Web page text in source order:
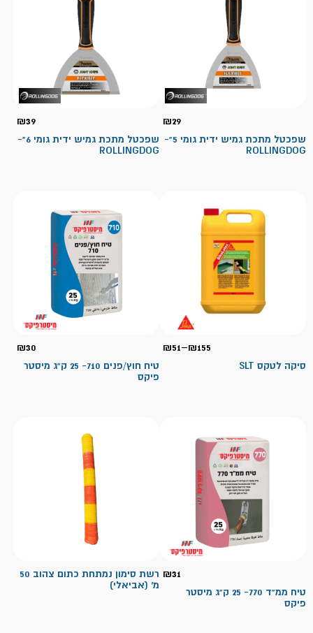
₪29
שפכטל מתכת גמיש ידית גומי 5"-
ROLLINGDOG
₪39
שפכטל מתכת גמיש ידית גומי 6"-
ROLLINGDOG
₪51–₪155
⁦₪51⁩
עד
סיקה לטקס SLT
₪30
טיח חוץ/פנים 710- 25 ק"ג מיסטר
פיקס
₪31
טיח ממ"ד 770- 25 ק"ג מיסטר
פיקס
רשת סימון נמתחת כתום צהוב 50
מ' (אביאלי)